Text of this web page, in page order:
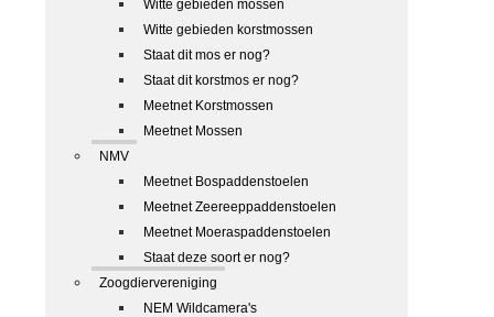
Witte gebieden mossen
Witte gebieden korstmossen
Staat dit mos er nog?
Staat dit korstmos er nog?
Meetnet Korstmossen
Meetnet Mossen
NMV
Meetnet Bospaddenstoelen
Meetnet Zeereeppaddenstoelen
Meetnet Moeraspaddenstoelen
Staat deze soort er nog?
Zoogdiervereniging
NEM Wildcamera's